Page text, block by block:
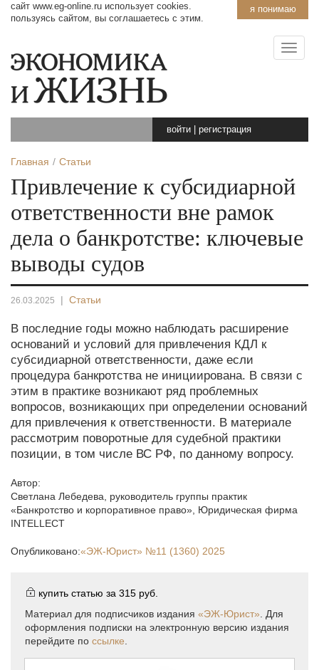
я понимаю
сайт www.eg-online.ru использует cookies.
пользуясь сайтом, вы соглашаетесь с этим.
войти регистрация
Главная Статьи
Привлечение к субсидиарной
ответственности вне рамок
дела о банкротстве: ключевые
выводы судов
26.03.2025 | Статьи
В последние годы можно наблюдать расширение
оснований и условий для привлечения КДЛ к
субсидиарной ответственности, даже если
процедура банкротства не инициирована. В связи с
этим в практике возникают ряд проблемных
вопросов, возникающих при определении оснований
для привлечения к ответственности. В материале
рассмотрим поворотные для судебной практики
позиции, в том числе ВС РФ, по данному вопросу.
Автор:
Светлана Лебедева
руководитель группы практик
«Банкротство и корпоративное право», Юридическая фирма
INTELLECT
Опубликовано:«ЭЖ-Юрист» №11 (1360) 2025
купить статью за 315 руб.
Материал для подписчиков издания «ЭЖ-Юрист» . Для
оформления подписки на электронную версию издания
перейдите по ссылке